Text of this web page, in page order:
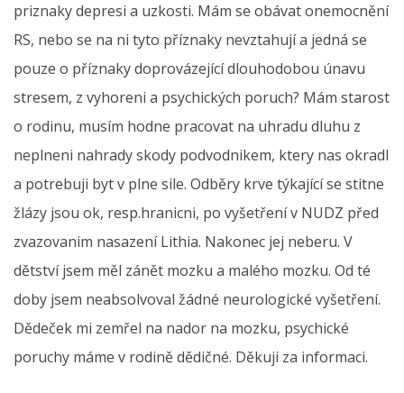
priznaky depresi a uzkosti. Mám se obávat onemocnění
RS, nebo se na ni tyto příznaky nevztahují a jedná se
pouze o příznaky doprovázející dlouhodobou únavu
stresem, z vyhoreni a psychických poruch? Mám starost
o rodinu, musím hodne pracovat na uhradu dluhu z
neplneni nahrady skody podvodnikem, ktery nas okradl
a potrebuji byt v plne sile. Odběry krve týkající se stitne
žlázy jsou ok, resp.hranicni, po vyšetření v NUDZ před
zvazovanim nasazení Lithia. Nakonec jej neberu. V
dětství jsem měl zánět mozku a malého mozku. Od té
doby jsem neabsolvoval žádné neurologické vyšetření.
Dědeček mi zemřel na nador na mozku, psychické
poruchy máme v rodině dědičné. Děkuji za informaci.